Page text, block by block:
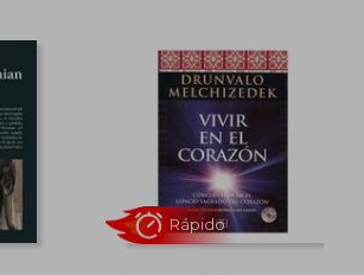
45%
dcto.